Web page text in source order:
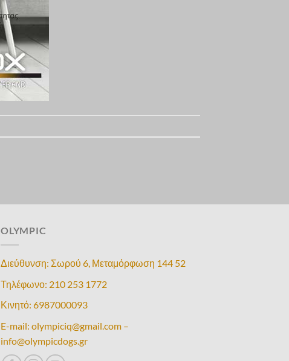
OLYMPIC
Διεύθυνση: Σωρού 6, Μεταμόρφωση 144 52
Τηλέφωνο: 210 253 1772
Κινητό: 6987000093
E-mail: olympiciq@gmail.com –
info@olympicdogs.gr